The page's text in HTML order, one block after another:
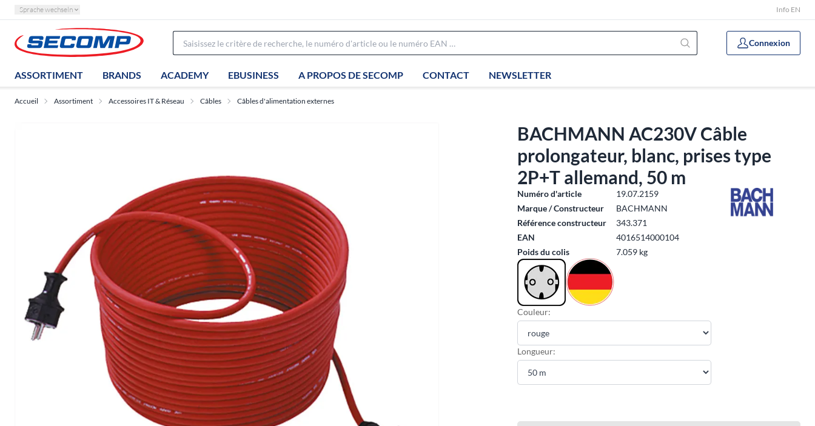
Sprache wechseln Info EN
Connexion
ASSORTIMENT BRANDS ACADEMY EBUSINESS A PROPOS DE SECOMP CONTACT NEWSLETTER
Accueil Assortiment Accessoires IT & Réseau Câbles Câbles d'alimentation externes
BACHMANN AC230V Câble
prolongateur, blanc, prises type
2P+T allemand, 50 m
Numéro d'article
19.07.2159
Marque / Constructeur
BACHMANN
Référence constructeur
343.371
EAN
4016514000104
Poids du colis
7.059 kg
Couleur:
Longueur: